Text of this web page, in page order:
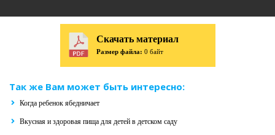
Скачать материал
Размер файла: 0 байт
Так же Вам может быть интересно:
Когда ребенок ябедничает
Вкусная и здоровая пища для детей в детском саду